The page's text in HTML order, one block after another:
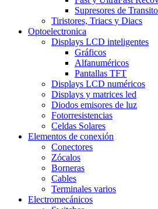
Supresores de
Tiristores, Triacs y Diacs
Optoelectronica
Displays LCD inteligentes
Gráficos
Alfanuméricos
Pantallas TFT
Displays LCD numéricos
Displays y matrices led
Diodos emisores de luz
Fotorresistencias
Celdas Solares
Elementos de conexión
Conectores
Zócalos
Borneras
Cables
Terminales varios
Electromecánicos